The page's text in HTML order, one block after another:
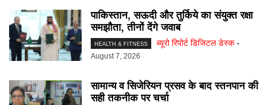
पाकिस्तान, सऊदी और तुर्किये का संयुक्त रक्षा
समझौता, तीनों देंगे जवाब
HEALTH & FITNESS ब्यूरो रिपोर्ट डिजिटल डेस्क -
August 7, 2026
सामान्य व सिजेरियन प्रसव के बाद स्तनपान की
सही तकनीक पर चर्चा